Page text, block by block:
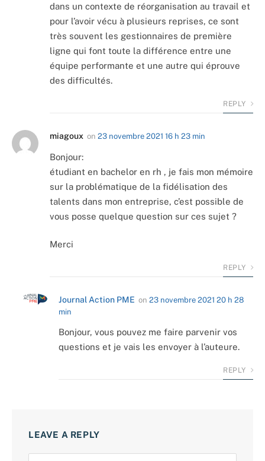
dans un contexte de réorganisation au travail et
pour l’avoir vécu à plusieurs reprises, ce sont
très souvent les gestionnaires de première
ligne qui font toute la différence entre une
équipe performante et une autre qui éprouve
des difficultés.
REPLY
miagoux on 23 novembre 2021 16 h 23 min
Bonjour:
étudiant en bachelor en rh , je fais mon mémoire
sur la problématique de la fidélisation des
talents dans mon entreprise, c’est possible de
vous posse quelque question sur ces sujet ?
Merci
REPLY
Journal Action PME on 23 novembre 2021 20 h 28
min
Bonjour, vous pouvez me faire parvenir vos
questions et je vais les envoyer à l’auteure.
REPLY
LEAVE A REPLY